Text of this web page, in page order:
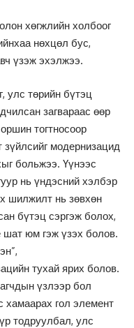
хөгжлийн холбоог
нөхцөл бус,
үзэж эхэлжээ.
улс төрийн бүтэц
загвараас өөр
тогтносоор
зүйлсийг модернизацид
больжээ. Үүнээс
нь үндэсний хэлбэр
шилжилт нь зөвхөн
бүтэц сэргэж болох,
шат юм гэж үзэх болов.
тухай ярих болов.
үзлээр бол
хамаарах гол элемент
тодруулбал, улс